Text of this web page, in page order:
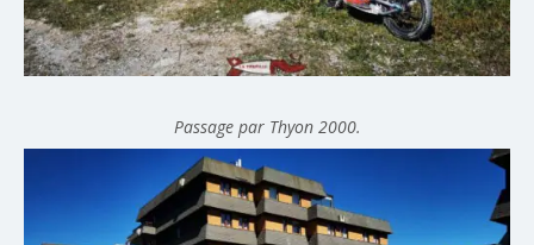
Passage par Thyon 2000.